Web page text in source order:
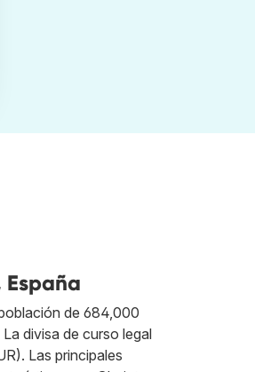
de 684,000
divisa de curso legal
Las principales